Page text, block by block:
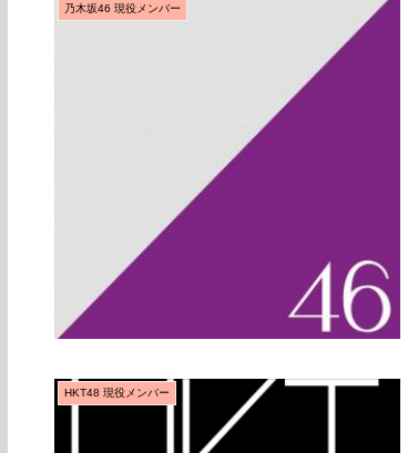
乃木坂46 現役メンバー
HKT48 現役メンバー